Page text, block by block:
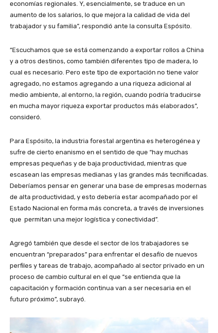
economías regionales. Y, esencialmente, se traduce en un
aumento de los salarios, lo que mejora la calidad de vida del
trabajador y su familia”, respondió ante la consulta Espósito.
“Escuchamos que se está comenzando a exportar rollos a China
y a otros destinos, como también diferentes tipo de madera, lo
cual es necesario. Pero este tipo de exportación no tiene valor
agregado, no estamos agregando a una riqueza adicional al
medio ambiente, al entorno, la región, cuando podría traducirse
en mucha mayor riqueza exportar productos más elaborados”,
consideró.
Para Espósito, la industria forestal argentina es heterogénea y
sufre de cierto enanismo en el sentido de que “hay muchas
empresas pequeñas y de baja productividad, mientras que
escasean las empresas medianas y las grandes más tecnificadas.
Deberíamos pensar en generar una base de empresas modernas
de alta productividad, y esto debería estar acompañado por el
Estado Nacional en forma más concreta, a través de inversiones
que permitan una mejor logística y conectividad”.
Agregó también que desde el sector de los trabajadores se
encuentran “preparados” para enfrentar el desafío de nuevos
perfiles y tareas de trabajo, acompañado al sector privado en un
proceso de cambio cultural en el que “se entienda que la
capacitación y formación continua van a ser necesaria en el
futuro próximo”, subrayó.